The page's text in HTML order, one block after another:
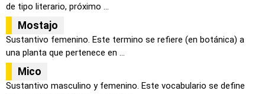
de tipo literario, próximo ...
Mostajo
Sustantivo femenino. Este termino se refiere (en botánica) a
una planta que pertenece en ...
Mico
Sustantivo masculino y femenino. Este vocabulario se define